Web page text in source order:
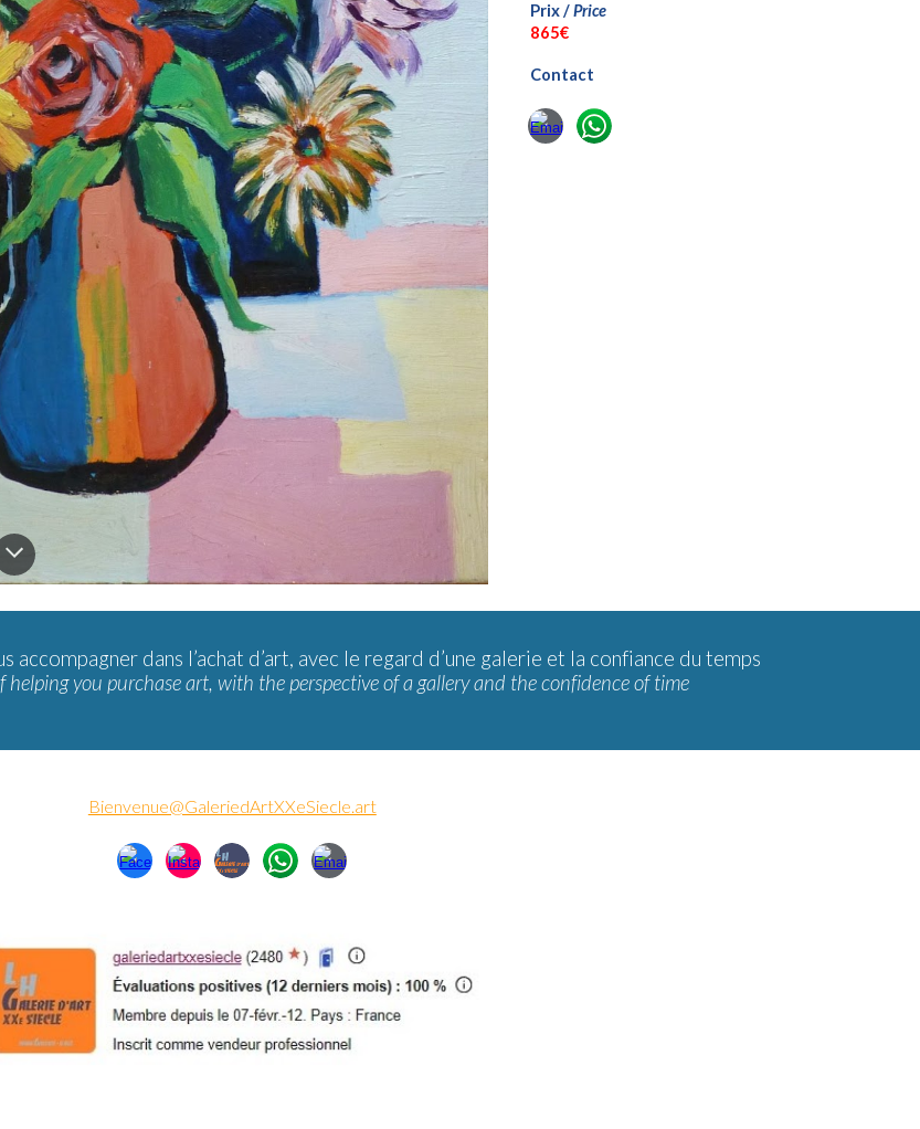
Prix /Price
865€
Contact
accompagner dans l’achat d’art, avec le regard d’une galerie et la confiance du temps
helping you purchase art, with the perspective of a gallery and the confidence of time
Bienvenue@GaleriedArtXXeSiecle.art